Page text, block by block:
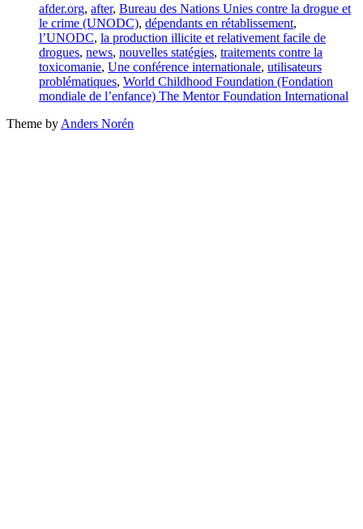
Tagged
with
afder.org, after, Bureau des Nations Unies contre la drogue et
le crime (UNODC), dépendants en rétablissement,
l’UNODC, la production illicite et relativement facile de
drogues, news, nouvelles statégies, traitements contre la
toxicomanie, Une conférence internationale, utilisateurs
problématiques, World Childhood Foundation (Fondation
mondiale de l’enfance) The Mentor Foundation International
Theme by Anders Norén